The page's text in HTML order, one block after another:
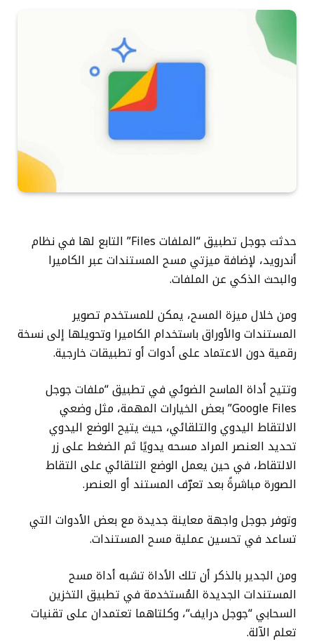
حدثت جوجل تطبيق “الملفات Files” التابع لها في نظام
أندرويد، لإضافة ميزتي مسح المستندات عبر الكاميرا
والبحث الذكي عن الملفات.
ومن خلال ميزة المسح، يمكن للمستخدم تصوير
المستندات والأوراق باستخدام الكاميرا وتحويلها إلى نسخة
رقمية دون الاعتماد على أدوات أو تطبيقات خارجية.
وتتيح أداة الماسح الضوئي في تطبيق “ملفات جوجل
Google Files” بعض الخيارات المهمة، مثل وضعي
الالتقاط اليدوي والتلقائي، حيث يتيح الوضع اليدوي
تحديد العنصر المراد مسحه يدويًا ثم الضغط على زر
الالتقاط، في حين يعمل الوضع التلقائي على التقاط
الصورة مباشرةً بعد تعرّف المستند أو العنصر.
وتوفر جوجل واجهة معاينة جديدة مع بعض الأدوات التي
تساعد في تحسين عملية مسح المستندات.
ومن الجدير بالذكر أن تلك الأداة تشبه أداة مسح
المستندات الجديدة المُستخدمة في تطبيق التخزين
السحابي “جوجل درايف“، وكلتاهما تعتمدان على تقنيات
تعلم الآلة.